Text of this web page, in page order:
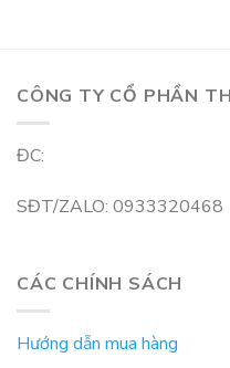
CÔNG TY CỔ PHẦN
ĐC:
SĐT/ZALO: 0933320468
CÁC CHÍNH SÁCH
Hướng dẫn mua hàng